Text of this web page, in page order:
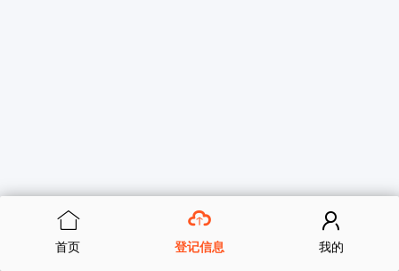
首页 登记信息 我的